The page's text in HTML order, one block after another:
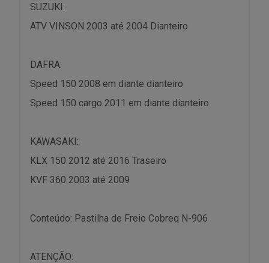
SUZUKI:
ATV VINSON 2003 até 2004 Dianteiro
DAFRA:
Speed 150 2008 em diante dianteiro
Speed 150 cargo 2011 em diante dianteiro
KAWASAKI:
KLX 150 2012 até 2016 Traseiro
KVF 360 2003 até 2009
Conteúdo: Pastilha de Freio Cobreq N-906
ATENÇÃO: